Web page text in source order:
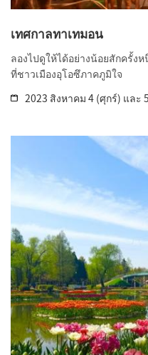
เทศกาลทาเทมอน
ลองไปดูให้ได้อย่างน้อยสักครั้ง
ที่ชาวเมืองอุโอซึภาคภูมิใจ
2023 สิงหาคม 4 (ศุกร์) และ